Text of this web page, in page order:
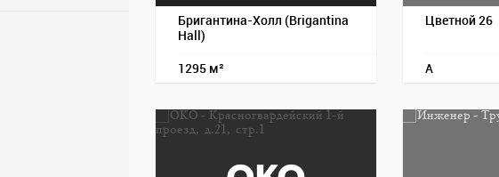
Бригантина-Холл (Brigantina
Hall)
1295 м²
Цветной 26
A